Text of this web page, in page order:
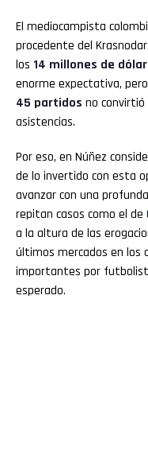
El mediocampista
procedente del
los 14 millones de
enorme expectativa,
45 partidos no
asistencias.
Por eso, en Núñez
de lo invertido con esta
avanzar con una
repitan casos como el de
a la altura de las
últimos mercados en los
importantes por
esperado.